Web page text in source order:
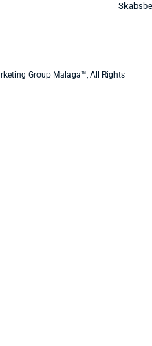
Group Malaga™, All Rights